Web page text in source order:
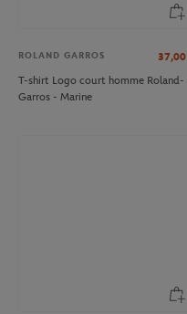
ROLAND GARROS 37,00
T-shirt Logo court homme Roland-
Garros - Marine